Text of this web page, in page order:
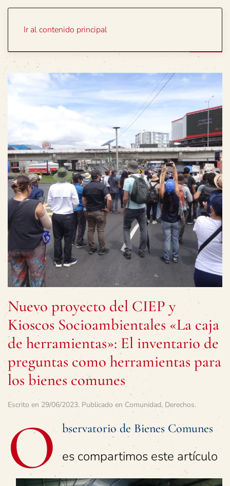
Ir al contenido principal
Nuevo proyecto del CIEP y
Kioscos Socioambientales «La caja
de herramientas»: El inventario de
preguntas como herramientas para
los bienes comunes
Escrito en 29/06/2023. Publicado en Comunidad, Derechos.
O bservatorio de Bienes Comunes
es compartimos este artículo